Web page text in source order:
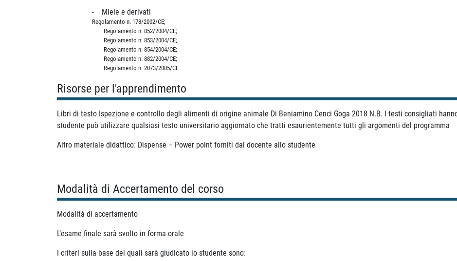
-
Miele e derivati
Regolamento n. 178/2002/CE;
Regolamento n. 852/2004/CE;
Regolamento n. 853/2004/CE;
Regolamento n. 854/2004/CE;
Regolamento n. 882/2004/CE;
Regolamento n. 2073/2005/CE
Risorse per l'apprendimento
Libri di testo Ispezione e controllo degli alimenti di origine animale Di Beniamino Cenci Goga 2018 N.B. I testi consigliati
studente può utilizzare qualsiasi testo universitario aggiornato che tratti esaurientemente tutti gli argomenti del programma
Altro materiale didattico: Dispense – Power point forniti dal docente allo studente
Modalità di Accertamento del corso
Modalità di accertamento
L’esame finale sarà svolto in forma orale
I criteri sulla base dei quali sarà giudicato lo studente sono: